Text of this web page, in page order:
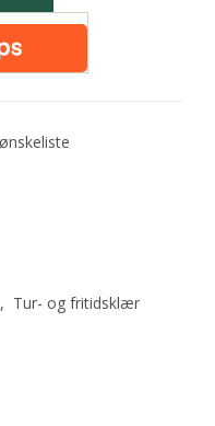
, Tur- og fritidsklær